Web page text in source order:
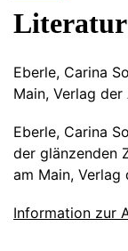
Literatur
Eberle, Carina
Main, Verlag
Eberle, Carina
der glänzenden
am Main,
Information zur